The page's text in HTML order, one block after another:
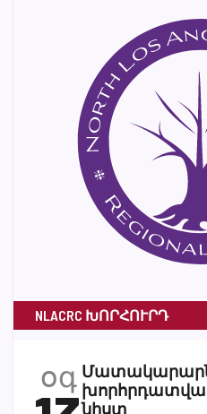
NLACRC ԽՈՐՀՈՒՐԴ
օգ
նիստ